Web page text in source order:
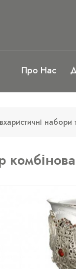
Про Нас